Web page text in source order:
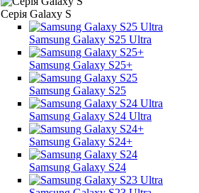
Серія Galaxy S
Samsung Galaxy S25 Ultra
Samsung Galaxy S25+
Samsung Galaxy S25
Samsung Galaxy S24 Ultra
Samsung Galaxy S24+
Samsung Galaxy S24